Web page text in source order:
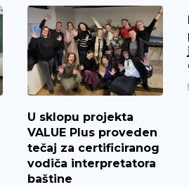
U sklopu projekta
VALUE Plus proveden
tečaj za certificiranog
vodiča interpretatora
baštine